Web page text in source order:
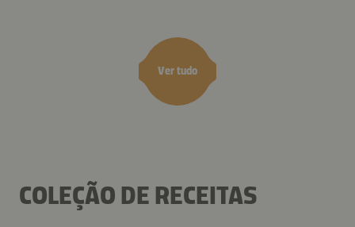
Ver tudo
COLEÇÃO DE RECEITAS